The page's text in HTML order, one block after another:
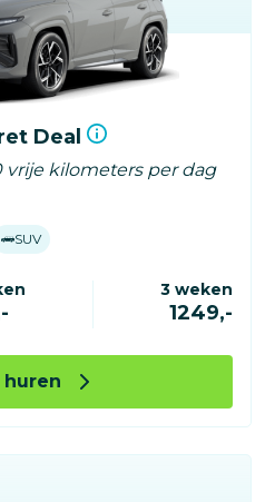
Deal
vrije kilometers per dag
SUV
3 weken
1249,-
huren